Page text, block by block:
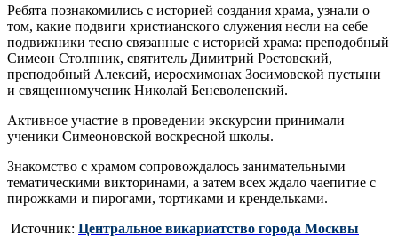
Ребята познакомились с историей создания храма, узнали о
том, какие подвиги христианского служения несли на себе
подвижники тесно связанные с историей храма: преподобный
Симеон Столпник, святитель Димитрий Ростовский,
преподобный Алексий, иеросхимонах Зосимовской пустыни
и священномученик Николай Беневоленский.
Активное участие в проведении экскурсии принимали
ученики Симеоновской воскресной школы.
Знакомство с храмом сопровождалось занимательными
тематическими викторинами, а затем всех ждало чаепитие с
пирожками и пирогами, тортиками и крендельками.
Источник: Центральное викариатство города Москвы